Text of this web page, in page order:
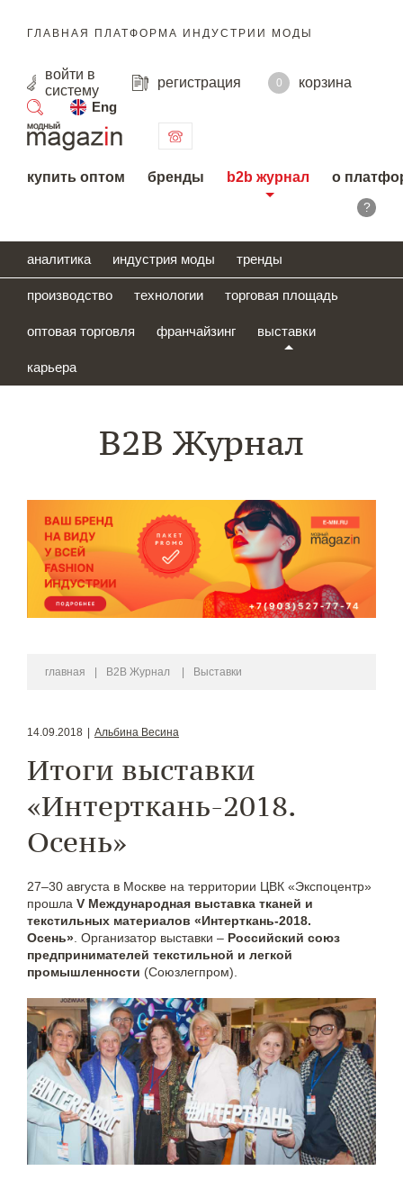
ГЛАВНАЯ ПЛАТФОРМА ИНДУСТРИИ МОДЫ
войти в
систему
регистрация 0
корзина
Eng
поиск
купить оптом бренды b2b журнал о
?
аналитика индустрия моды тренды
производство технологии торговая площадь
оптовая торговля франчайзинг выставки
карьера
B2B Журнал
главная B2B Журнал Выставки
14.09.2018 Альбина Весина
Итоги выставки
«Интерткань-2018.
Осень»
27–30 августа в Москве на территории ЦВК «Экспоцентр»
прошла V Международная выставка тканей и
текстильных материалов «Интерткань-2018.
Осень» . Организатор выставки – Российский союз
предпринимателей текстильной и легкой
промышленности (Союзлегпром).